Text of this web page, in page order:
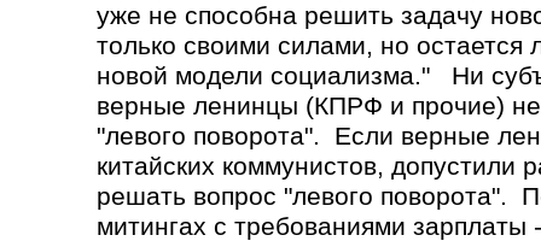
уже не способна решить задачу
только своими силами, но
новой модели социализма." Ни
верные ленинцы (КПРФ и прочие)
"левого поворота". Если верные
китайских коммунистов, допустили
решать вопрос "левого поворота".
митингах с требованиями зарплаты